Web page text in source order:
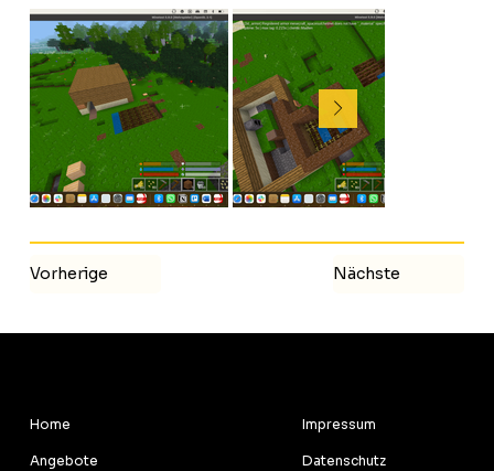
Nächste
Vorherige
Home
Angebote
Impressum
Datenschutz